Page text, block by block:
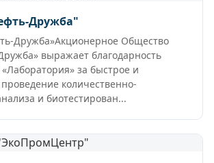
Дружба"
Дружба»Акционерное Общество
выражает благодарность
«Лаборатория» за быстрое и
количественно-
и биотестирован...